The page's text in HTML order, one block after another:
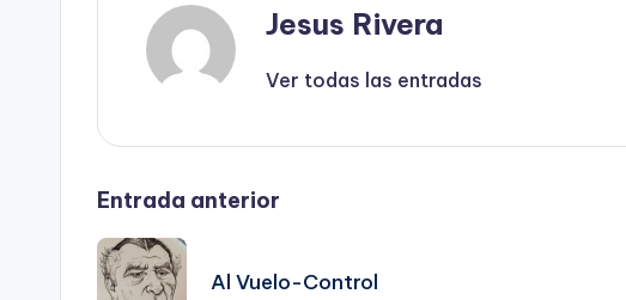
Jesus Rivera
Ver todas las entradas
Navegación
de
Entrada anterior
Al Vuelo-Control